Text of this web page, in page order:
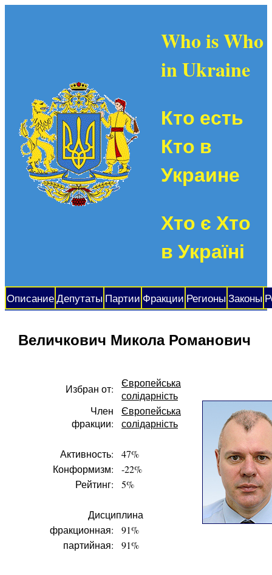
Who is Who
in Ukraine
Кто есть
Кто в
Украине
Хто є Хто
в Україні
Описание Депутаты Партии Фракции Регионы Законы
Величкович Микола Романович
Избран от:
Європейська
солідарність
Член
фракции:
Європейська
солідарність
Активность:
47%
Конформизм:
-22%
Рейтинг:
5%
Дисциплина
фракционная:
91%
партийная:
91%